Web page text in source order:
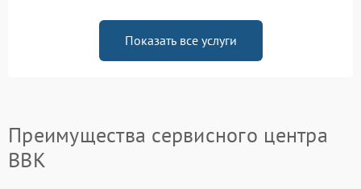
Показать все услуги
Преимущества сервисного центра
BBK